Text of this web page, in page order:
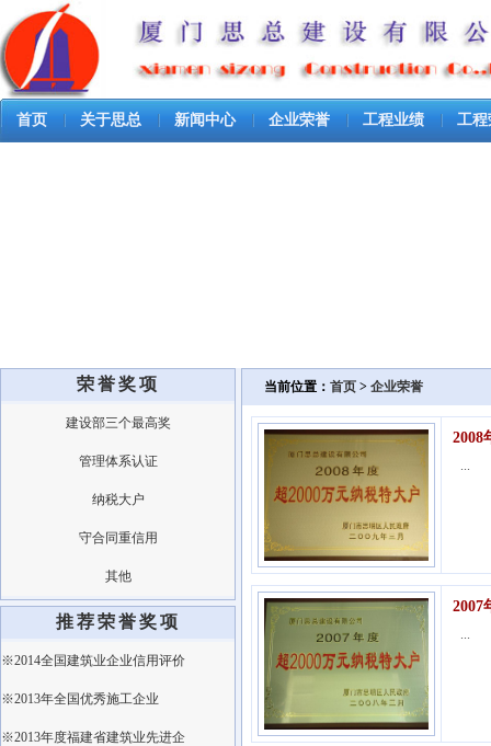
首页 关于思总 新闻中心 企业荣誉 工程业绩 工程
荣誉奖项
建设部三个最高奖
管理体系认证
纳税大户
守合同重信用
其他
推荐荣誉奖项
※2014全国建筑业企业信用评价
※2013年全国优秀施工企业
※2013年度福建省建筑业先进企
当前位置： 首页 > 企业荣誉
2008
...
2007
...